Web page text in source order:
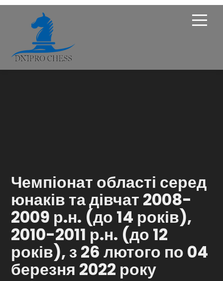
Галерея
Контакти
Чемпіонат області серед
юнаків та дівчат 2008-
2009 р.н. (до 14 років),
2010-2011 р.н. (до 12
років), з 26 лютого по 04
березня 2022 року